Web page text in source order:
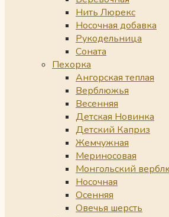
Нить Люрекс
Носочная добавка
Рукодельница
Соната
Пехорка
Ангорская теплая
Верблюжья
Весенняя
Детская Новинка
Детский Каприз
Жемчужная
Мериносовая
Монгольский
Носочная
Осенняя
Овечья шерсть